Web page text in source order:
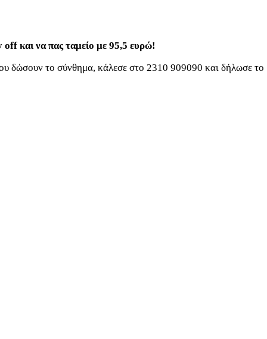
off και να πας ταμείο με 95,5 ευρώ!
δώσουν το σύνθημα, κάλεσε στο 2310 909090 και δήλωσε το